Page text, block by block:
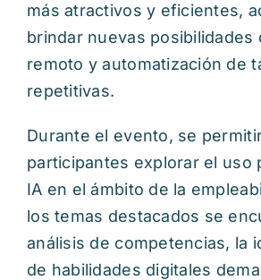
más atractivos y eficientes,
brindar nuevas posibilidades
remoto y automatización de
repetitivas.
Durante el evento, se
participantes explorar el uso
IA en el ámbito de la
los temas destacados se
análisis de competencias, la
de habilidades digitales